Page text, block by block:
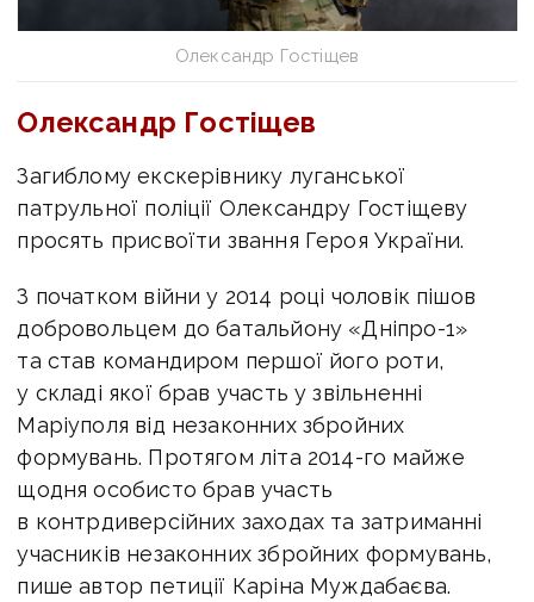
Олександр Гостіщев
Олександр Гостіщев
Загиблому екскерівнику луганської
патрульної поліції Олександру Гостіщеву
просять присвоїти звання Героя України.
З початком війни у 2014 році чоловік пішов
добровольцем до батальйону «Дніпро-1»
та став командиром першої його роти,
у складі якої брав участь у звільненні
Маріуполя від незаконних збройних
формувань. Протягом літа 2014-го майже
щодня особисто брав участь
в контрдиверсійних заходах та затриманні
учасників незаконних збройних формувань,
пише автор петиції Каріна Муждабаєва.